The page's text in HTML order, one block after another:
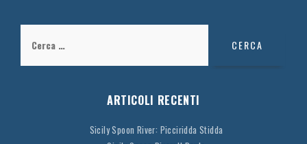
per:
ARTICOLI RECENTI
Sicily Spoon River: Picciridda Stidda